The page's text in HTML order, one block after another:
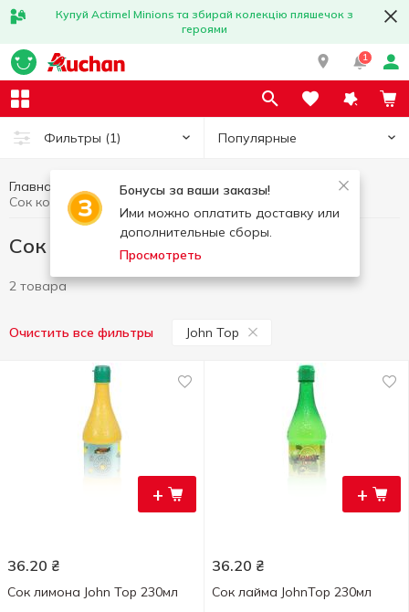
Купуй Actimel Minions та збирай колекцію пляшечок з
героями
1
Фильтры (1) Популярные
Бонусы за ваши заказы!
Ими можно оплатить доставку или
дополнительные сборы.
Просмотреть
Главная Бакалея
Сок концентрированный John Top
2 товара
Очистить все фильтры John Top
+
36.20 ₴
Сок лимона John Top 230мл
+
36.20 ₴
Сок лайма JohnTop 230мл